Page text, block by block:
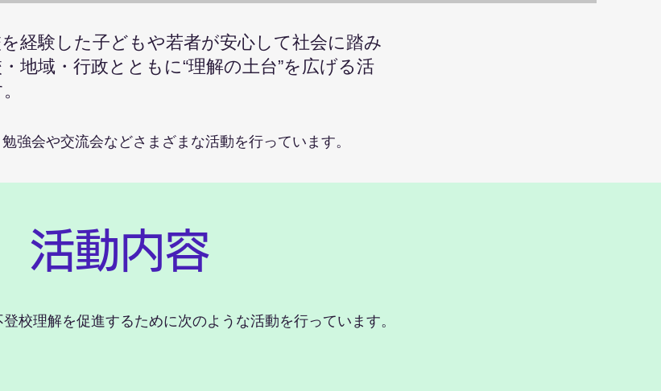
経験した子どもや若者が安心して社会に踏み
地域・行政とともに“理解の土台”を広げる活
強会や交流会などさまざまな活動を行っています。
活動内容
校理解を促進するために次のような活動を行っています。